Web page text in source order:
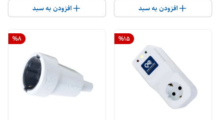
افزودن به سبد افزودن به سبد
%15
%8